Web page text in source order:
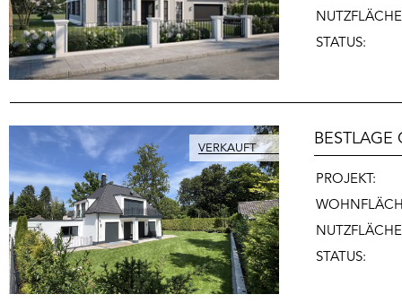
STATUS:
BESTLAGE
PROJEKT:
STATUS: